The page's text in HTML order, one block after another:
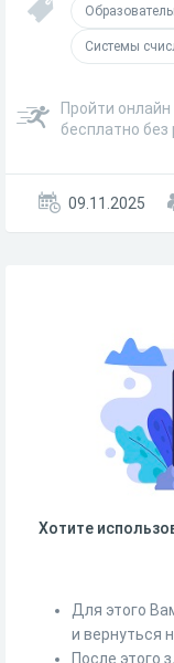
Системы
Пройти
бесплатно
09.11.2025
Хотите
Для этого
и вернуться
После этого